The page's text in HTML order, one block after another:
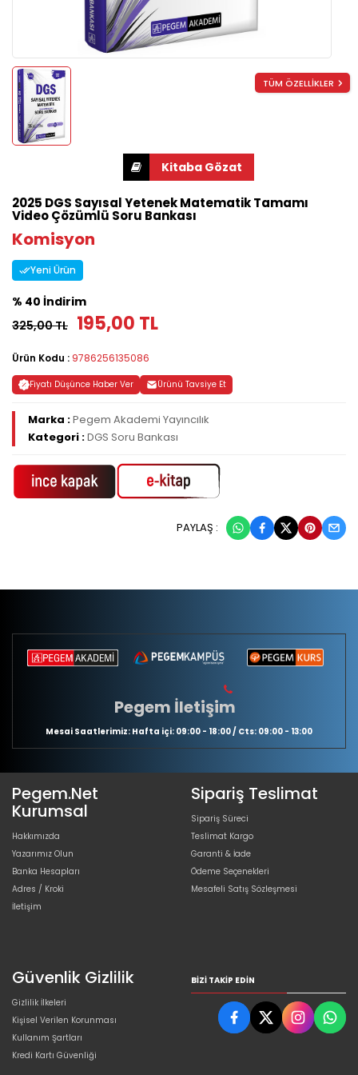
TÜM ÖZELLİKLER
2025 DGS Sayısal Yetenek Matematik Tamamı
Video Çözümlü Soru Bankası
Komisyon
Yeni Ürün
% 40 İndirim
325,00 TL 195,00 TL
Ürün Kodu : 9786256135086
Fiyatı Düşünce Haber Ver Ürünü Tavsiye Et
Marka :Pegem Akademi Yayıncılık
Kategori :DGS Soru Bankası
PAYLAŞ :
Pegem İletişim
Mesai Saatlerimiz: Hafta içi: 09:00 - 18:00 / Cts: 09:00 - 13:00
Pegem.Net
Kurumsal
Hakkımızda
Yazarımız Olun
Banka Hesapları
Adres / Kroki
İletişim
Sipariş Teslimat
Sipariş Süreci
Teslimat Kargo
Garanti & İade
Ödeme Seçenekleri
Mesafeli Satış Sözleşmesi
Güvenlik Gizlilik
Gizlilik İlkeleri
Kişisel Verilen Korunması
Kullanım Şartları
Kredi Kartı Güvenliği
BIZI TAKIP EDIN